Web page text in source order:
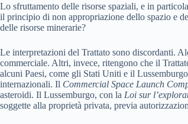
Lo sfruttamento delle risorse spaziali, e in
il principio di non appropriazione dello spazio e
delle risorse minerarie?
Le interpretazioni del Trattato sono discordanti.
commerciale. Altri, invece, ritengono che il
alcuni Paesi, come gli Stati Uniti e il
internazionali. Il Commercial Space Launch
asteroidi. Il Lussemburgo, con la Loi sur
soggette alla proprietà privata, previa